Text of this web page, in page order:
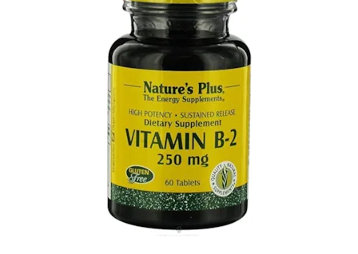
Selen (Se)
Silicium (Si)
Zink (Zn)
Vitamin B12
Vitamin C
Vitamin D
Vitamin E
Vitamin K
Vitamin Q (Q10)